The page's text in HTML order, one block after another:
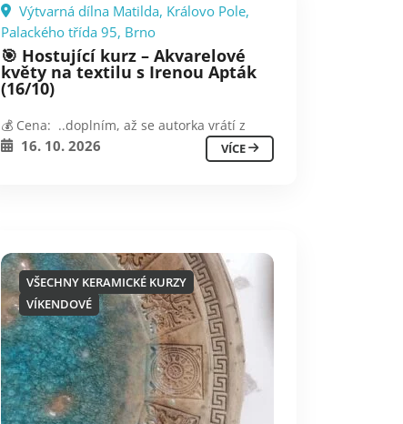
Výtvarná dílna Matilda, Královo Pole,
Palackého třída 95, Brno
🎯 Hostující kurz – Akvarelové
květy na textilu s Irenou Apták
(16/10)
💰 Cena: ..doplním, až se autorka vrátí z
16. 10. 2026 VÍCE
VŠECHNY KERAMICKÉ KURZY
VÍKENDOVÉ